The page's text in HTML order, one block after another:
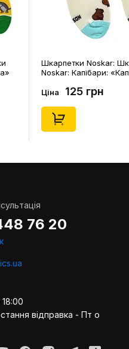
Шкарпетки Noskar:
Noskar: Капібари:
Ціна 125 грн
76 20
відправка - Пт о